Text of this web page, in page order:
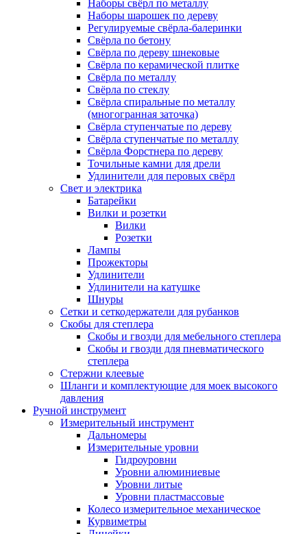
Наборы свёрл по металлу
Наборы шарошек по дереву
Регулируемые свёрла-балеринки
Свёрла по бетону
Свёрла по дереву шнековые
Свёрла по керамической плитке
Свёрла по металлу
Свёрла по стеклу
Свёрла спиральные по металлу
(многогранная заточка)
Свёрла ступенчатые по дереву
Свёрла ступенчатые по металлу
Свёрла Форстнера по дереву
Точильные камни для дрели
Удлинители для перовых свёрл
Свет и электрика
Батарейки
Вилки и розетки
Вилки
Розетки
Лампы
Прожекторы
Удлинители
Удлинители на катушке
Шнуры
Сетки и сеткодержатели для рубанков
Скобы для степлера
Скобы и гвозди для мебельного степлера
Скобы и гвозди для пневматического
степлера
Стержни клеевые
Шланги и комплектующие для моек высокого
давления
Ручной инструмент
Измерительный инструмент
Дальномеры
Измерительные уровни
Гидроуровни
Уровни алюминиевые
Уровни литые
Уровни пластмассовые
Колесо измерительное механическое
Курвиметры